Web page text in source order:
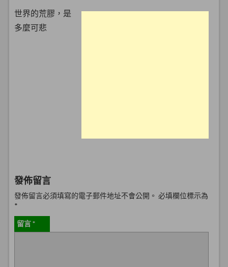
世界的荒膠，是
多麼可悲
發佈留言
發佈留言必須填寫的電子郵件地址不會公開。 必填欄位標示為
*
留言*